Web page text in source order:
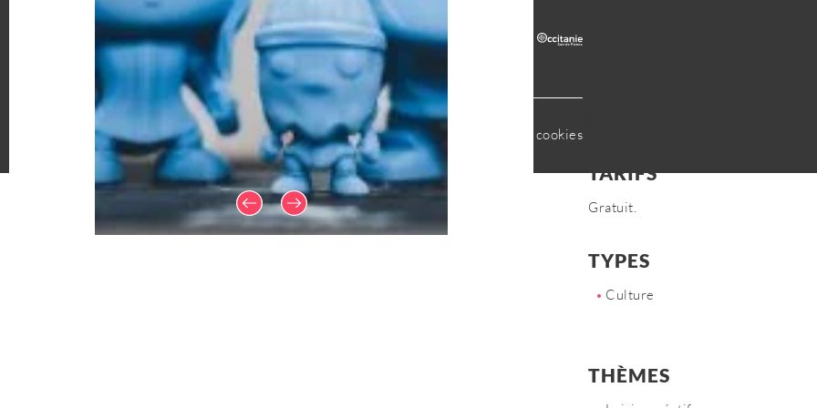
TARIFS
Gratuit.
TYPES
Culture
THÈMES
Plan du site Mentions légales CGV Politique de confidentialité Gestion des cookies